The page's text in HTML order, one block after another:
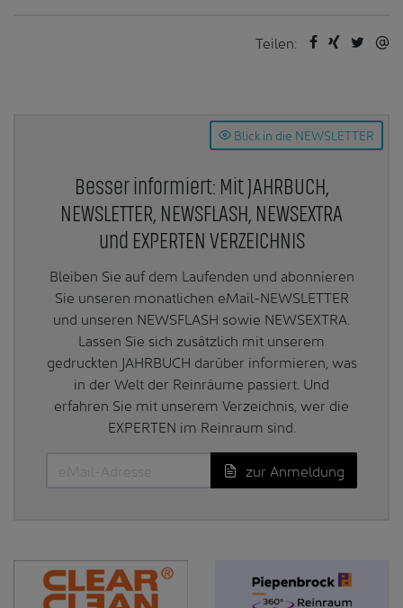
Teilen:
Blick in die NEWSLETTER
Besser informiert: Mit JAHRBUCH,
NEWSLETTER, NEWSFLASH, NEWSEXTRA
und EXPERTEN VERZEICHNIS
Bleiben Sie auf dem Laufenden und abonnieren
Sie unseren monatlichen eMail-NEWSLETTER
und unseren NEWSFLASH sowie NEWSEXTRA.
Lassen Sie sich zusätzlich mit unserem
gedruckten JAHRBUCH darüber informieren, was
in der Welt der Reinräume passiert. Und
erfahren Sie mit unserem Verzeichnis, wer die
EXPERTEN im Reinraum sind.
zur Anmeldung